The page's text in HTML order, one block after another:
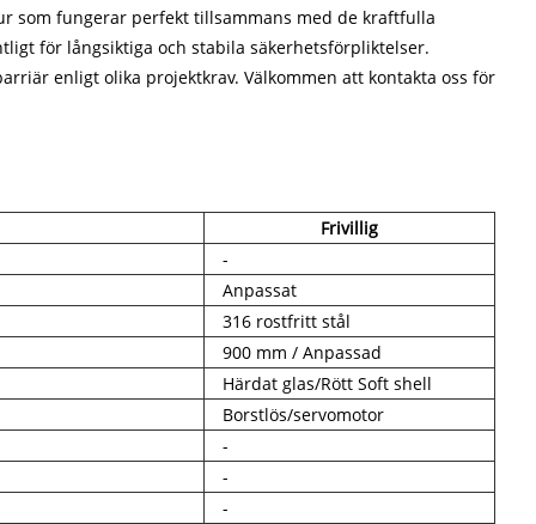
som fungerar perfekt tillsammans med de kraftfulla
för långsiktiga och stabila säkerhetsförpliktelser.
enligt olika projektkrav. Välkommen att kontakta oss för
Frivillig
-
Anpassat
316 rostfritt stål
900 mm / Anpassad
Härdat glas/Rött Soft shell
Borstlös/servomotor
-
-
-